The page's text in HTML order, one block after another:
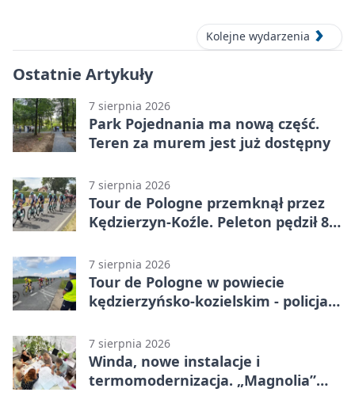
Kolejne wydarzenia
Ostatnie Artykuły
7 sierpnia 2026
Park Pojednania ma nową część.
Teren za murem jest już dostępny
7 sierpnia 2026
Tour de Pologne przemknął przez
Kędzierzyn-Koźle. Peleton pędził 80
7 sierpnia 2026
Tour de Pologne w powiecie
kędzierzyńsko-kozielskim - policja
7 sierpnia 2026
Winda, nowe instalacje i
termomodernizacja. „Magnolia”